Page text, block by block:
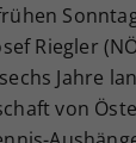
Riegler
Jahre
von